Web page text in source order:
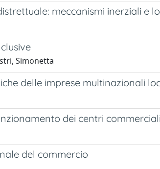
meccanismi inerziali e
Simonetta
delle imprese multinazionali
dei centri
del commercio